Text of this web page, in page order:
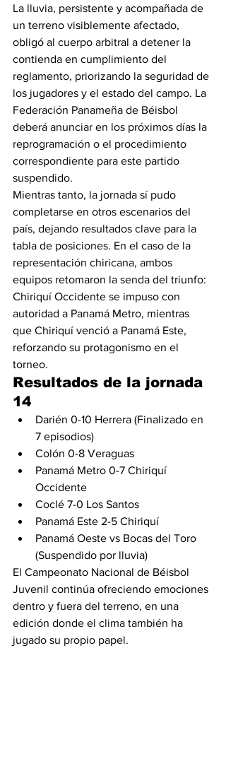
La lluvia, persistente y acompañada de
un terreno visiblemente afectado,
obligó al cuerpo arbitral a detener la
contienda en cumplimiento del
reglamento, priorizando la seguridad de
los jugadores y el estado del campo. La
Federación Panameña de Béisbol
deberá anunciar en los próximos días la
reprogramación o el procedimiento
correspondiente para este partido
suspendido.
Mientras tanto, la jornada sí pudo
completarse en otros escenarios del
país, dejando resultados clave para la
tabla de posiciones. En el caso de la
representación chiricana, ambos
equipos retomaron la senda del triunfo:
Chiriquí Occidente se impuso con
autoridad a Panamá Metro, mientras
que Chiriquí venció a Panamá Este,
reforzando su protagonismo en el
torneo.
Resultados de la jornada
14
Darién 0-10 Herrera (Finalizado en
7 episodios)
Colón 0-8 Veraguas
Panamá Metro 0-7 Chiriquí
Occidente
Coclé 7-0 Los Santos
Panamá Este 2-5 Chiriquí
Panamá Oeste vs Bocas del Toro
(Suspendido por lluvia)
El Campeonato Nacional de Béisbol
Juvenil continúa ofreciendo emociones
dentro y fuera del terreno, en una
edición donde el clima también ha
jugado su propio papel.